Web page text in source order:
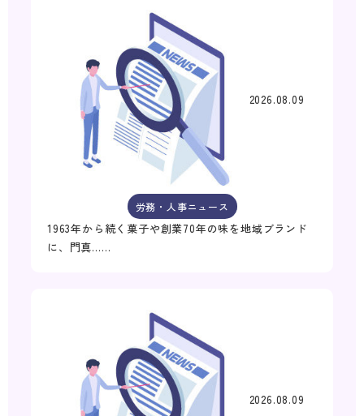
2026.08.09
労務・人事ニュース
1963年から続く菓子や創業70年の味を地域ブランド
に、門真……
2026.08.09